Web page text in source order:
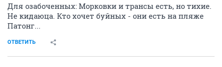
Для озабоченных: Морковки и трансы есть, но тихие.
Не кидаюца. Кто хочет буйных - они есть на пляже
Патонг...
ОТВЕТИТЬ